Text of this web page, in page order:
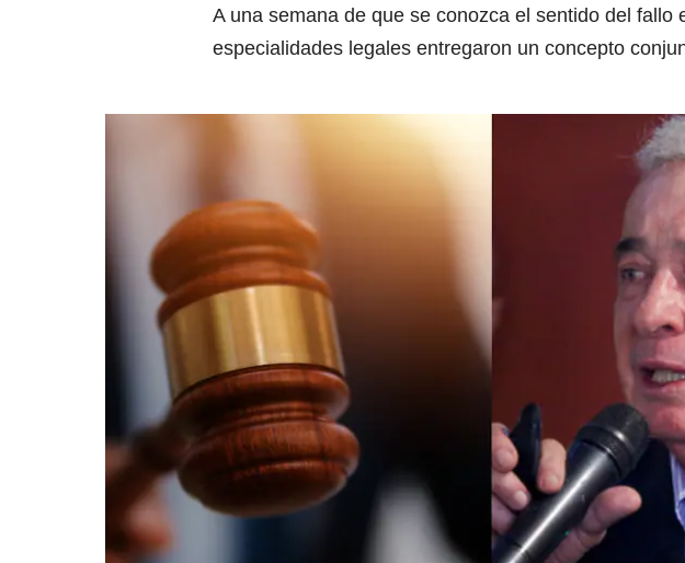
A una semana de que se conozca el sentido del
especialidades legales entregaron un concepto